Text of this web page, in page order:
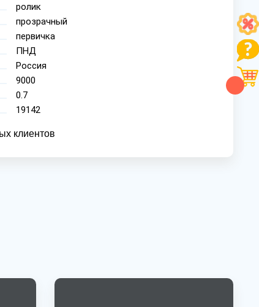
ролик
прозрачный
первичка
ПНД
Россия
9000
0.7
19142
клиентов